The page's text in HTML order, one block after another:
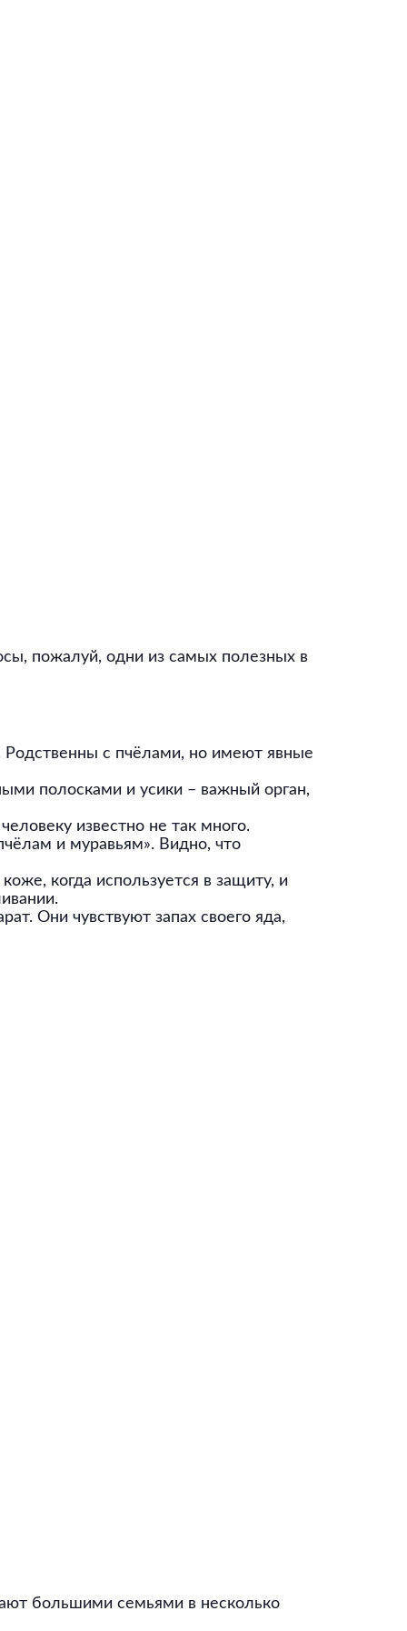
пожалуй, одни из самых полезных в
с пчёлами, но имеют явные
полосками и усики – важный орган,
известно не так много.
и муравьям». Видно, что
когда используется в защиту, и
Они чувствуют запах своего яда,
большими семьями в несколько